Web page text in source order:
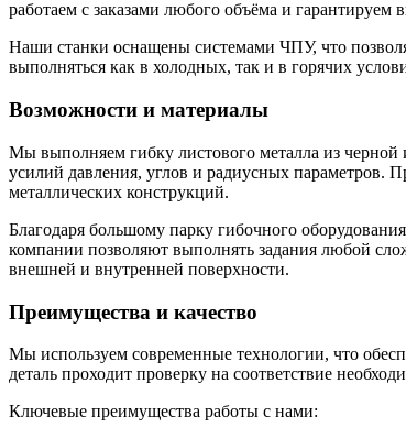
работаем с заказами любого объёма и
Наши станки оснащены системами ЧПУ, что
выполняться как в холодных, так и в горячих
Возможности и материалы
Мы выполняем гибку листового металла из
усилий давления, углов и радиусных параметров.
металлических конструкций.
Благодаря большому парку гибочного
компании позволяют выполнять задания любой
внешней и внутренней поверхности.
Преимущества и качество
Мы используем современные технологии, что
деталь проходит проверку на соответствие
Ключевые преимущества работы с нами: